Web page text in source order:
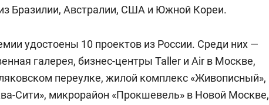
Бразилии, Австралии, США и Южной Кореи.
удостоены 10 проектов из России. Среди них —
галерея, бизнес-центры Taller и Air в Москве,
переулке, жилой комплекс «Живописный»,
Сити», микрорайон «Прокшевель» в Новой Москве,